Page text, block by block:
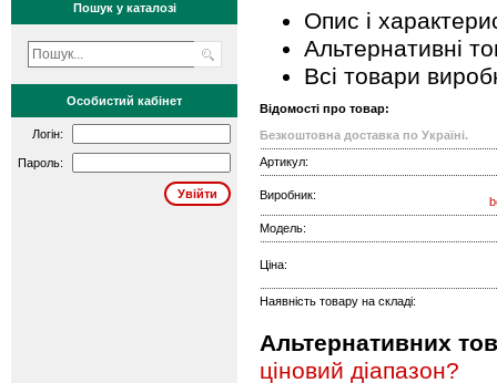
Пошук у каталозі
Особистий кабінет
Логін:
Пароль:
Опис і
Альтернативні
Всі товари
Відомості про товар:
Безкоштовна доставка по Україні.
Артикул:
Виробник:
Модель:
Ціна:
Наявність товару на складі:
Альтернативних
ціновий діапазон?